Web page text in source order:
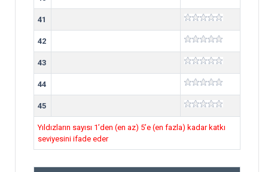
41
42
43
44
45
Yıldızların sayısı 1’den (en az) 5’e (en fazla) kadar katkı
seviyesini ifade eder